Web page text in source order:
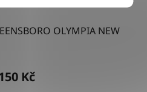
OLYMPIA NEW
Kč